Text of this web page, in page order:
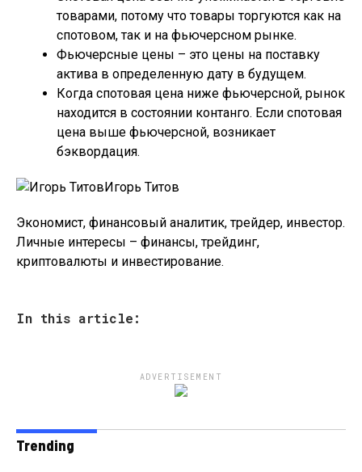
товарами, потому что товары торгуются как на
спотовом, так и на фьючерсном рынке.
Фьючерсные цены – это цены на поставку
актива в определенную дату в будущем.
Когда спотовая цена ниже фьючерсной, рынок
находится в состоянии контанго. Если спотовая
цена выше фьючерсной, возникает
бэквордация.
Игорь Титов
Экономист, финансовый аналитик, трейдер, инвестор.
Личные интересы – финансы, трейдинг,
криптовалюты и инвестирование.
In this article:
ADVERTISEMENT
Trending